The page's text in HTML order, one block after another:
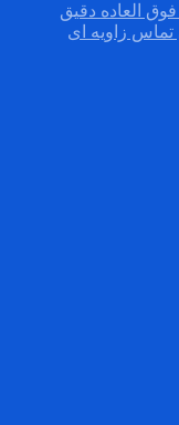
فوق العاده دقیق
تماس زاویه ای